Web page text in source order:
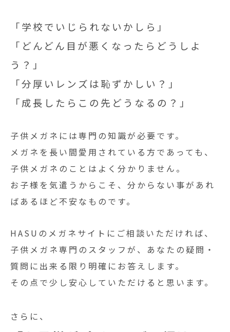
「学校でいじられないかしら」
「どんどん目が悪くなったらどうしよ
う？」
「分厚いレンズは恥ずかしい？」
「成長したらこの先どうなるの？」
子供メガネには専門の知識が必要です。
メガネを長い間愛用されている方であっても、
子供メガネのことはよく分かりません。
お子様を気遣うからこそ、分からない事があれ
ばあるほど不安なものです。
HASUのメガネサイトにご相談いただければ、
子供メガネ専門のスタッフが、あなたの疑問・
質問に出来る限り明確にお答えします。
その点で少し安心していただけると思います。
さらに、